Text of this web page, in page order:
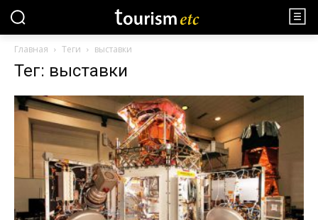
Главная Теги выставки
Тег: выставки